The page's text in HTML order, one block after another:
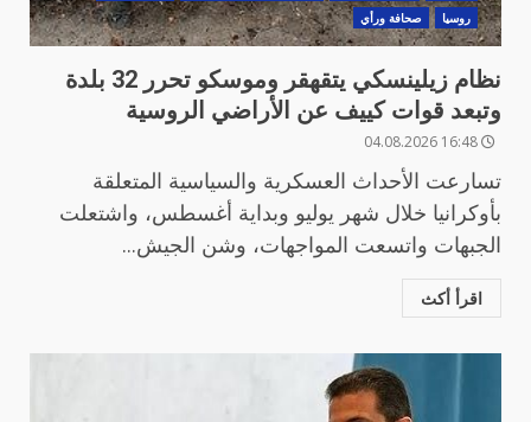
روسيا
صحافة ورأي
نظام زيلينسكي يتقهقر وموسكو تحرر 32 بلدة
وتبعد قوات كييف عن الأراضي الروسية
تسارعت الأحداث العسكرية والسياسية المتعلقة
بأوكرانيا خلال شهر يوليو وبداية أغسطس، واشتعلت
الجبهات واتسعت المواجهات، وشن الجيش...
اقرأ أكث